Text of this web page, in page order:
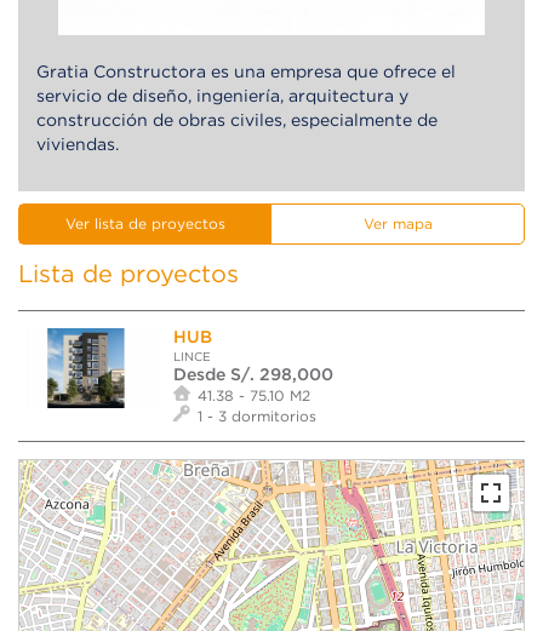
Gratia Constructora es una empresa que ofrece el
servicio de diseño, ingeniería, arquitectura y
construcción de obras civiles, especialmente de
viviendas.
Ver lista de proyectos Ver mapa
Lista de proyectos
HUB
LINCE
Desde S/. 298,000
41.38 - 75.10 M2
1 - 3 dormitorios